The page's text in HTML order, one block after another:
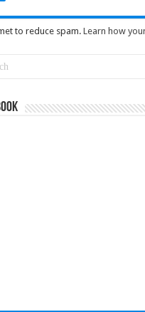
to reduce spam.Learn how